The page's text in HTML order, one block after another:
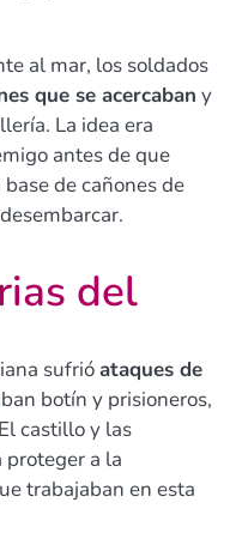
al mar, los soldados
que se acercaban y
La idea era
antes de que
de cañones de
del
sufrióataques de
botín y prisioneros,
castillo y las
proteger a la
trabajaban en esta